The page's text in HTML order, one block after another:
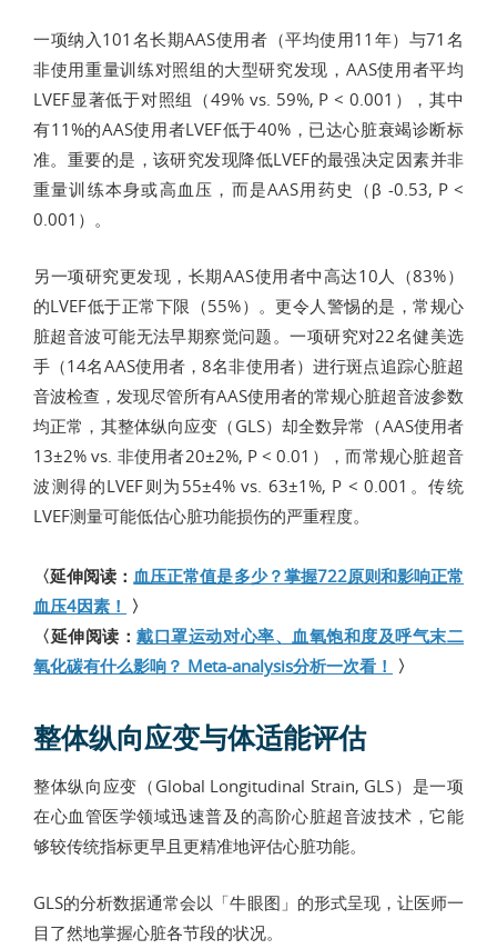
一项纳入101名长期AAS使用者（平均使用11年）与71名
非使用重量训练对照组的大型研究发现，AAS使用者平均
LVEF显著低于对照组（49% vs. 59%, P < 0.001），其中
有11%的AAS使用者LVEF低于40%，已达心脏衰竭诊断标
准。重要的是，该研究发现降低LVEF的最强决定因素并非
重量训练本身或高血压，而是AAS用药史（β -0.53, P <
0.001）。
另一项研究更发现，长期AAS使用者中高达10人（83%）
的LVEF低于正常下限（55%）。更令人警惕的是，常规心
脏超音波可能无法早期察觉问题。一项研究对22名健美选
手（14名AAS使用者，8名非使用者）进行斑点追踪心脏超
音波检查，发现尽管所有AAS使用者的常规心脏超音波参数
均正常，其整体纵向应变（GLS）却全数异常（AAS使用者
13±2% vs. 非使用者20±2%, P < 0.01），而常规心脏超音
波测得的LVEF则为55±4% vs. 63±1%, P < 0.001。传统
LVEF测量可能低估心脏功能损伤的严重程度。
〈延伸阅读： 血压正常值是多少？掌握722原则和影响正常
血压4因素！ 〉
〈延伸阅读：戴口罩运动对心率、血氧饱和度及呼气末二
氧化碳有什么影响？ Meta-analysis分析一次看！ 〉
整体纵向应变与体适能评估
整体纵向应变（Global Longitudinal Strain, GLS）是一项
在心血管医学领域迅速普及的高阶心脏超音波技术，它能
够较传统指标更早且更精准地评估心脏功能。
GLS的分析数据通常会以「牛眼图」的形式呈现，让医师一
目了然地掌握心脏各节段的状况。